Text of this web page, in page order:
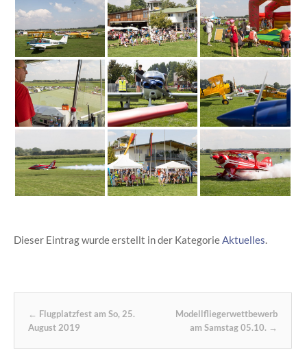
Dieser Eintrag wurde erstellt in der KategorieAktuelles.
← Flugplatzfest am So, 25.
August 2019
Modellfliegerwettbewerb
am Samstag 05.10. →